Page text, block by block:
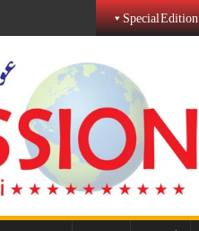
Special Edition